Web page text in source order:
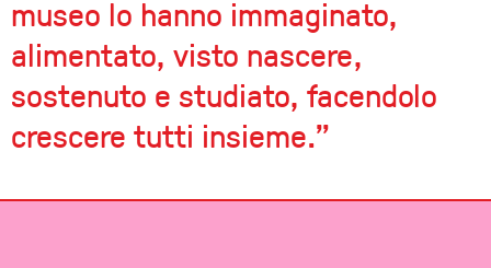
museo lo hanno immaginato,
alimentato, visto nascere,
sostenuto e studiato, facendolo
crescere tutti insieme.”